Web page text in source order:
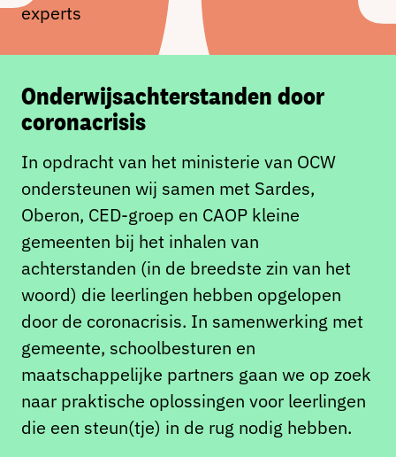
experts
Onderwijsachterstanden door
coronacrisis
In opdracht van het ministerie van OCW
ondersteunen wij samen met Sardes,
Oberon, CED-groep en CAOP kleine
gemeenten bij het inhalen van
achterstanden (in de breedste zin van het
woord) die leerlingen hebben opgelopen
door de coronacrisis. In samenwerking met
gemeente, schoolbesturen en
maatschappelijke partners gaan we op zoek
naar praktische oplossingen voor leerlingen
die een steun(tje) in de rug nodig hebben.